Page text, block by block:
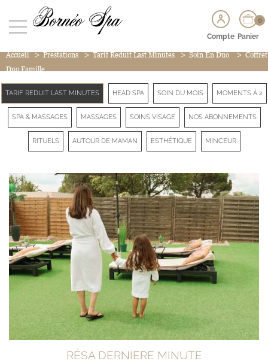
Compte
0
Panier
Accueil > Prestations > Tarif Reduit Last Minutes > Soin En Duo > Coffret
Duo Famille
TARIF REDUIT LAST MINUTES HEAD SPA SOIN DU MOIS MOMENTS À 2
SPA & MASSAGES MASSAGES SOINS VISAGE NOS ABONNEMENTS
RITUELS AUTOUR DE MAMAN ESTHÉTIQUE MINCEUR
RÉSA DERNIERE MINUTE